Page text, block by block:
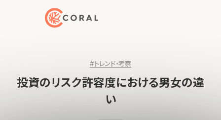
トップページへ戻る
#トレンド・考察
投資のリスク許容度における男女の違
い